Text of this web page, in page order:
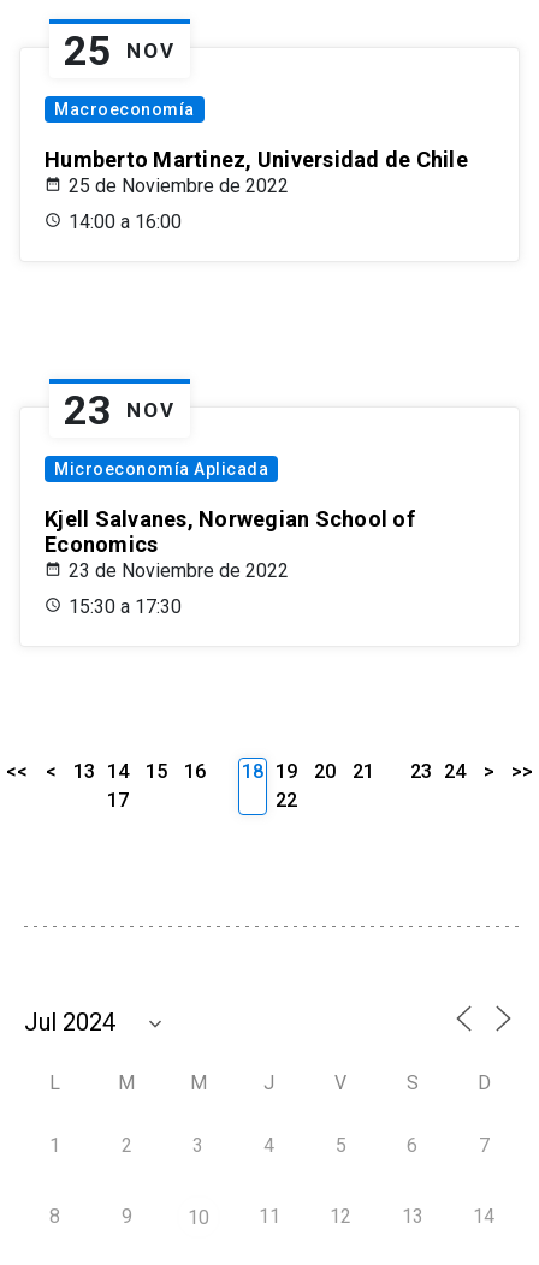
25 NOV
Macroeconomía
Humberto Martinez, Universidad de Chile
25 de Noviembre de 2022
14:00 a 16:00
23 NOV
Microeconomía Aplicada
Kjell Salvanes, Norwegian School of
Economics
23 de Noviembre de 2022
15:30 a 17:30
<< < 13 14 15
16
17
18 19 20
21
22
23 24 > >>
L M M J V S D
1 2 3 4 5 6 7
8 9 10 11 12 13 14